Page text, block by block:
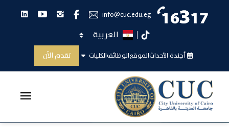
info@cuc.edu.eg فيس بوكانستجراميوتيوبلينكدان
تيك توكاختر اللغة
أجندة الأحداثالموقعالوظائفالكليات تقدم الآن
الرئيسية الرسالة